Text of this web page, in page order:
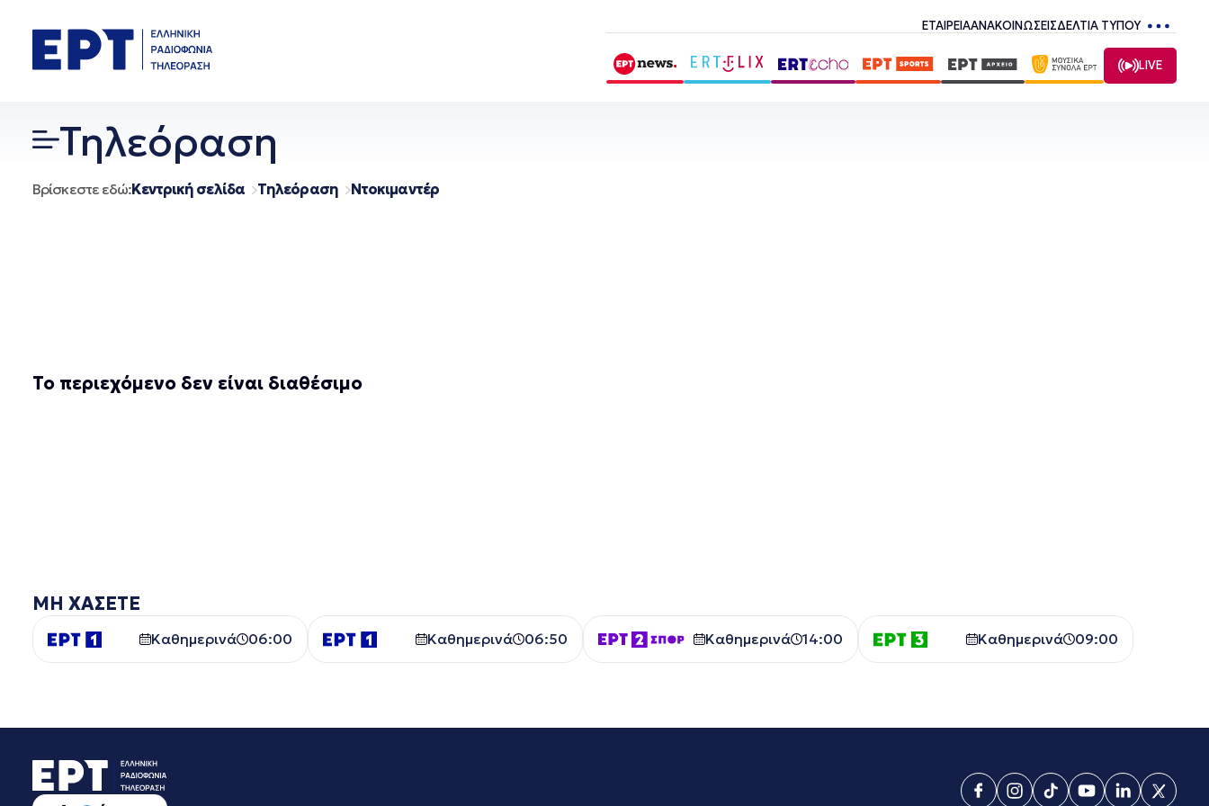
περιεχόμενο
ΕΤΑΙΡΕΙΑΑΝΑΚΟΙΝΩΣΕΙΣΔΕΛΤΙΑ ΤΥΠΟΥ
LIVE
Τηλεόραση
Βρίσκεστε εδώ:Κεντρική σελίδα Τηλεόραση Ντοκιμαντέρ
Το περιεχόμενο δεν είναι διαθέσιμο
ΜΗ ΧΑΣΕΤΕ
Καθημερινά 06:00 Καθημερινά 06:50 Καθημερινά 14:00 Καθημερινά 09:00